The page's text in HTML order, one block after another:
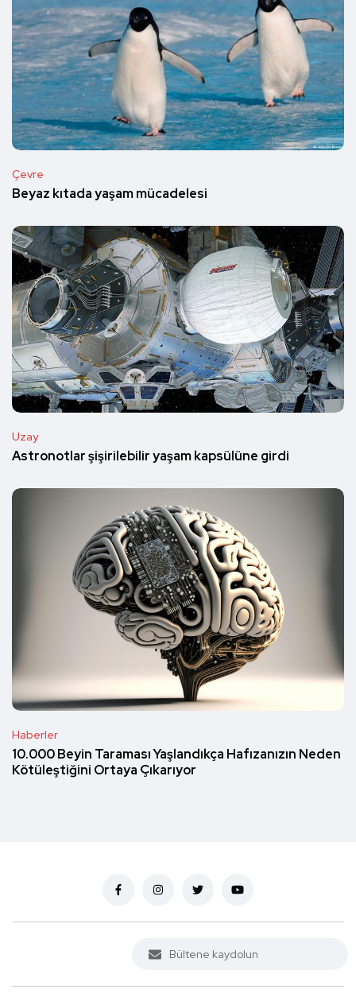
Çevre
Beyaz kıtada yaşam mücadelesi
Uzay
Astronotlar şişirilebilir yaşam kapsülüne girdi
Haberler
10.000 Beyin Taraması Yaşlandıkça Hafızanızın Neden
Kötüleştiğini Ortaya Çıkarıyor